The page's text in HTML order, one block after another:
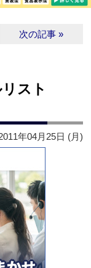
次の記事 »
リスト
年04月25日 (月)